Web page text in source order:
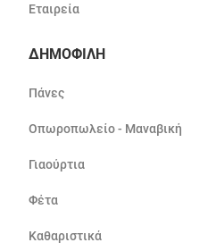
Εταιρεία
ΔΗΜΟΦΙΛΗ
Πάνες
Οπωροπωλείο - Μαναβική
Γιαούρτια
Φέτα
Καθαριστικά